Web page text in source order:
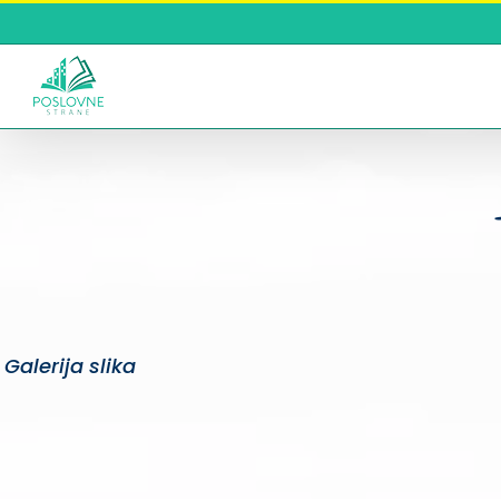
Galerija slika